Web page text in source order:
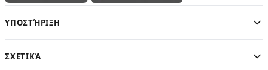
ΥΠΟΣΤΉΡΙΞΗ
ΣΧΕΤΙΚΆ